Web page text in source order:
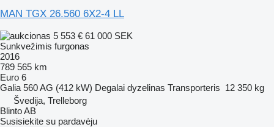
MAN TGX 26.560 6X2-4 LL
5 553 € 61 000 SEK
Sunkvežimis furgonas
2016
789 565 km
Euro 6
Galia 560 AG (412 kW) Degalai dyzelinas Transporteris 12 350 kg
Švedija, Trelleborg
Blinto AB
Susisiekite su pardavėju